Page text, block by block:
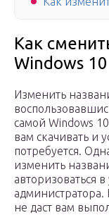
Как
Windows 10
Изменить
самой Windows
вам скачивать и
потребуется.
изменить
авторизоваться
администратора.
не даст вам